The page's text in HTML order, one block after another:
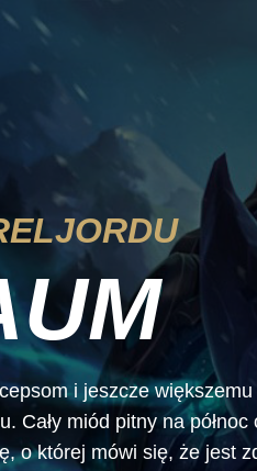
i jeszcze
Cały miód pitny na
o której mówi się, że jest